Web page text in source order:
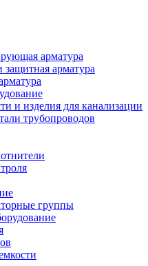
арматура
защитная арматура
и изделия для канализации
трубопроводов
группы